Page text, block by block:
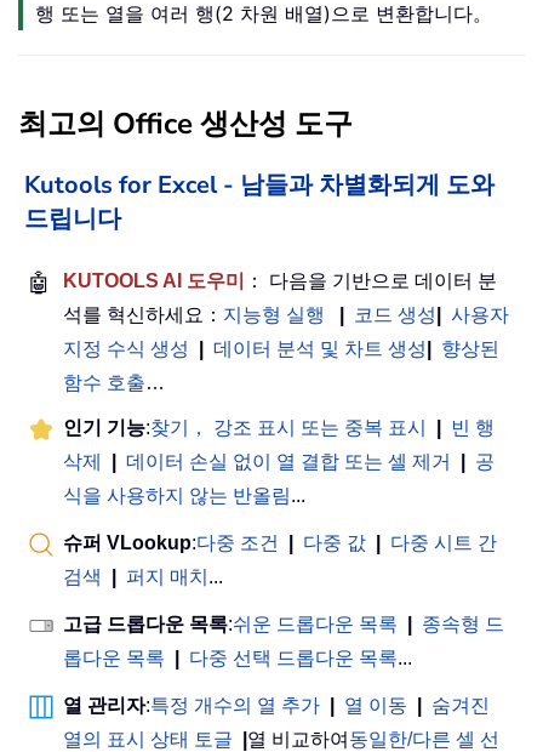
행 또는 열을 여러 행(2 차원 배열)으로 변환합니다。
최고의 Office 생산성 도구
Kutools for Excel - 남들과 차별화되게 도와
드립니다
🤖 KUTOOLS AI 도우미
： 다음을 기반으로 데이터 분
석를 혁신하세요： 지능형 실행 코드 생성
사용자
지정 수식 생성
데이터 분석 및 차트 생성
향상된
함수 호출…
인기 기능:찾기， 강조 표시 또는 중복 표시
빈 행
삭제
데이터 손실 없이 열 결합 또는 셀 제거
공
식을 사용하지 않는 반올림...
슈퍼 VLookup:다중 조건 다중 값
다중 시트 간
검색
퍼지 매치 ...
고급 드롭다운 목록:쉬운 드롭다운 목록
종속형 드
롭다운 목록
다중 선택 드롭다운 목록...
열 관리자:특정 개수의 열 추가 열 이동
숨겨진
열의 표시 상태 토글
열 비교하여 동일한/다른 셀 선